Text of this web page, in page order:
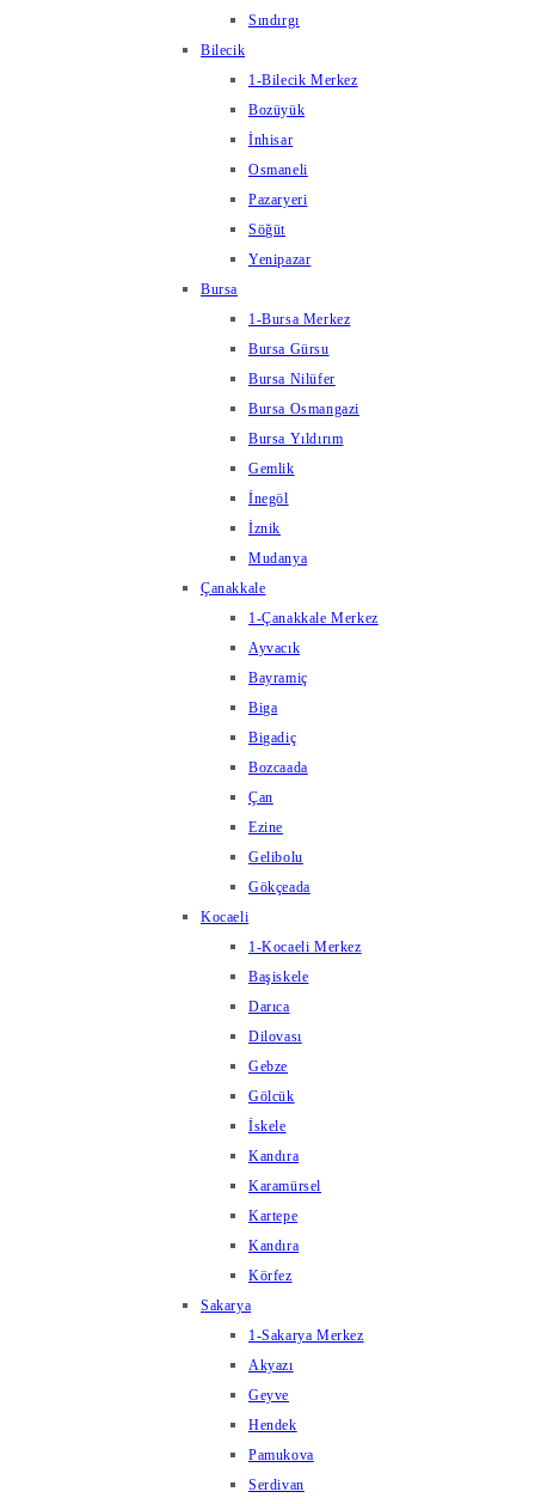
Sındırgı
Bilecik
1-Bilecik Merkez
Bozüyük
İnhisar
Osmaneli
Pazaryeri
Söğüt
Yenipazar
Bursa
1-Bursa Merkez
Bursa Gürsu
Bursa Nilüfer
Bursa Osmangazi
Bursa Yıldırım
Gemlik
İnegöl
İznik
Mudanya
Çanakkale
1-Çanakkale Merkez
Ayvacık
Bayramiç
Biga
Bigadiç
Bozcaada
Çan
Ezine
Gelibolu
Gökçeada
Kocaeli
1-Kocaeli Merkez
Başiskele
Darıca
Dilovası
Gebze
Gölcük
İskele
Kandıra
Karamürsel
Kartepe
Kandıra
Körfez
Sakarya
1-Sakarya Merkez
Akyazı
Geyve
Hendek
Pamukova
Serdivan